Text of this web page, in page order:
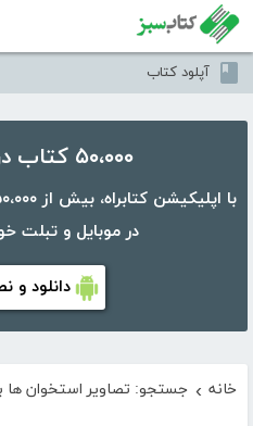
آپلود کتاب
۵۰،۰۰۰ کتاب در موبایل شما
در موبایل و تبلت
دانلود و
خانه › جستجو: تصاویر استخوان ها